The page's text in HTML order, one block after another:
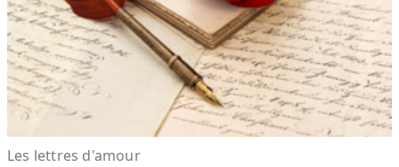
Les lettres d'amour